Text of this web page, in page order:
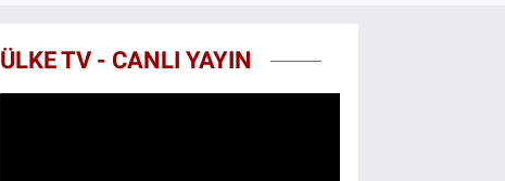
ÜLKE TV - CANLI YAYIN